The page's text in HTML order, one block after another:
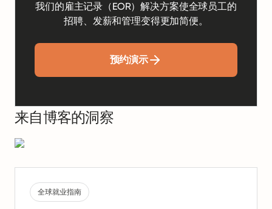
我们的雇主记录（EOR）解决方案使全球员工的
招聘、发薪和管理变得更加简便。
预约演示
来自博客的洞察
全球就业指南